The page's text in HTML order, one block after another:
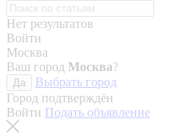
Нет результатов
Войти
Москва
Ваш город Москва?
Да
Выбрать город
Город подтверждён
Войти Подать объявление